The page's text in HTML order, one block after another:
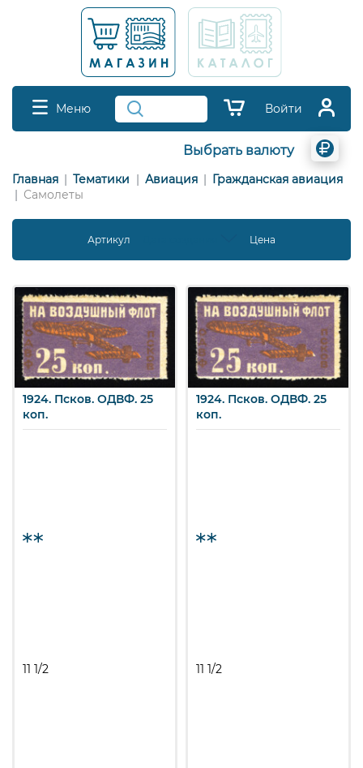
Меню Войти
Выбрать валюту
Главная Тематики Авиация
Гражданская авиация
Самолеты
Артикул Цена
1924. Псков. ОДВФ. 25
коп.
11 1/2
1924. Псков. ОДВФ. 25
коп.
11 1/2